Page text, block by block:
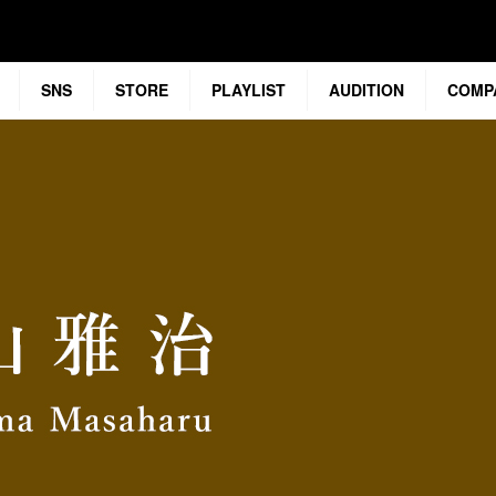
SNS STORE PLAYLIST AUDITION